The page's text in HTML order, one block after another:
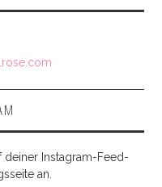
deiner Instagram-Feed-
an.